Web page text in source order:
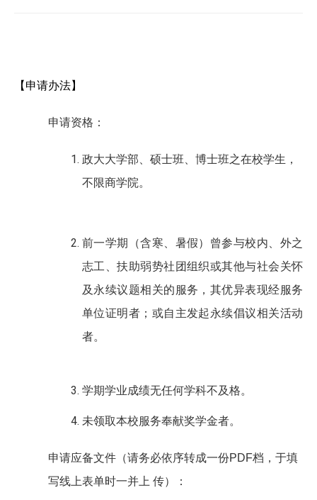
【申请办法】
申请资格：
政大大学部、硕士班、博士班之在校学生，
不限商学院。
前一学期（含寒、暑假）曾参与校内、外之
志工、扶助弱势社团组织或其他与社会关怀
及永续议题相关的服务，其优异表现经服务
单位证明者；或自主发起永续倡议相关活动
者。
学期学业成绩无任何学科不及格。
未领取本校服务奉献奖学金者。
申请应备文件（请务必依序转成一份PDF档，于填
写线上表单时一并上 传）：